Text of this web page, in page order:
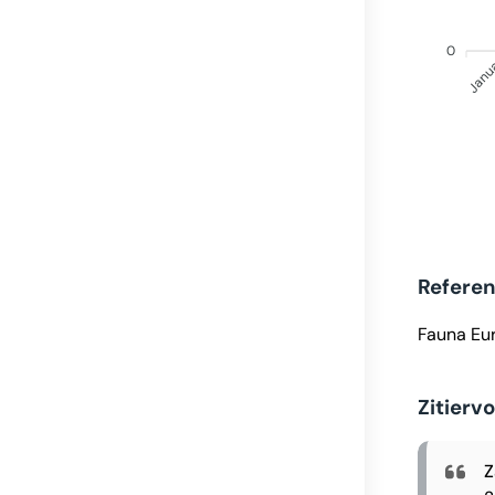
0
Fauna